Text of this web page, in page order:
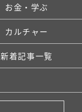
お金・学ぶ
カルチャー
新着記事一覧